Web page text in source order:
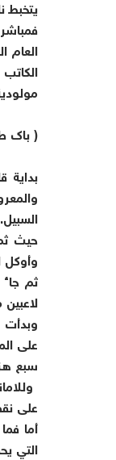
يتخبط
العام
( باك
بداية
السبيل.
حيث
وأوكل
ثم
وبدأت
على
سبع
على
أما
التي